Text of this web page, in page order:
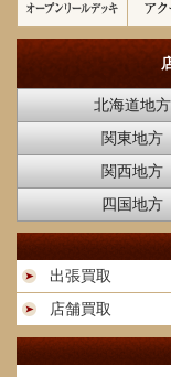
北海道地方
関東地方
関西地方
四国地方
出張買取
店舗買取